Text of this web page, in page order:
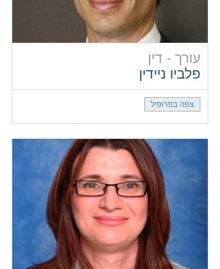
עורך - דין
פלביו ניידין
צפה בפרופיל